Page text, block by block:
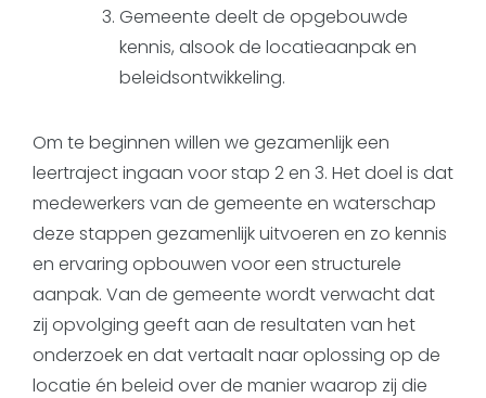
Gemeente deelt de opgebouwde
kennis, alsook de locatieaanpak en
beleidsontwikkeling.
Om te beginnen willen we gezamenlijk een
leertraject ingaan voor stap 2 en 3. Het doel is dat
medewerkers van de gemeente en waterschap
deze stappen gezamenlijk uitvoeren en zo kennis
en ervaring opbouwen voor een structurele
aanpak. Van de gemeente wordt verwacht dat
zij opvolging geeft aan de resultaten van het
onderzoek en dat vertaalt naar oplossing op de
locatie én beleid over de manier waarop zij die